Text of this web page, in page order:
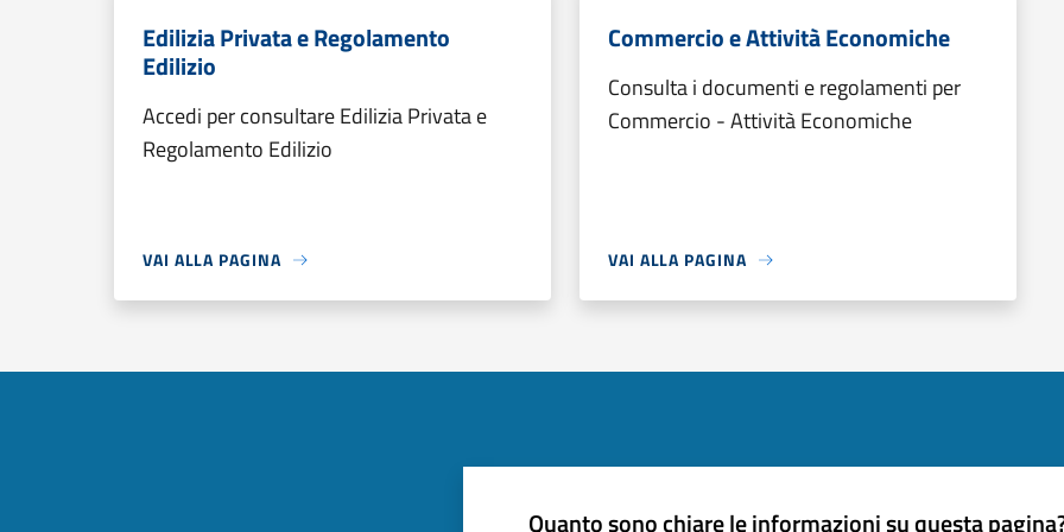
Edilizia Privata e Regolamento
Edilizio
Accedi per consultare Edilizia Privata e
Regolamento Edilizio
VAI ALLA PAGINA
Commercio e Attività Economiche
Consulta i documenti e regolamenti per
Commercio - Attività Economiche
VAI ALLA PAGINA
Quanto sono chiare le informazioni su questa